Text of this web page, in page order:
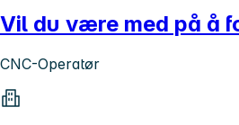
Vil du være med på å
CNC-Operatør